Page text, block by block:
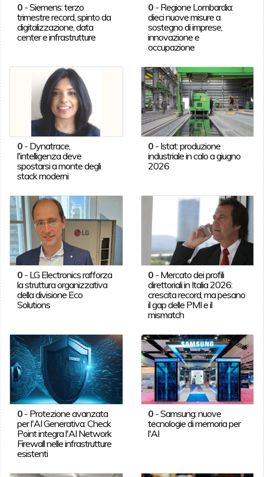
0-Siemens: terzo
trimestre record, spinto da
digitalizzazione, data
center e infrastrutture
0 - Regione Lombardia:
dieci nuove misure a
sostegno di imprese,
innovazione e
occupazione
0- Dynatrace,
l'intelligenza deve
spostarsi a monte degli
stack moderni
0 - Istat: produzione
industriale in calo a giugno
2026
0- LG Electronics rafforza
la struttura organizzativa
della divisione Eco
Solutions
0 - Mercato dei profili
direttoriali in Italia 2026:
crescita record, ma pesano
il gap delle PMI e il
mismatch
0- Protezione avanzata
per l'AI Generativa: Check
Point integra l'AI Network
Firewall nelle infrastrutture
esistenti
0 -Samsung: nuove
tecnologie di memoria per
l'AI